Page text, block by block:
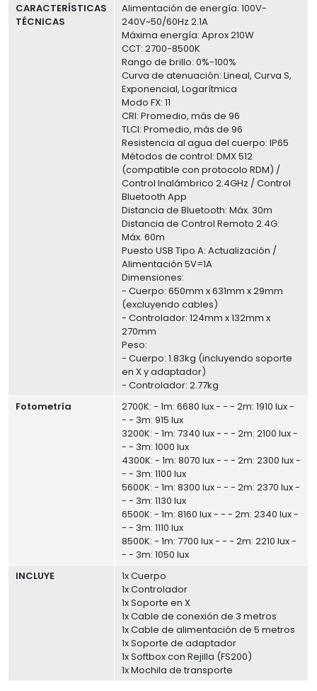
CARACTERÍSTICAS
TÉCNICAS
Alimentación de energía: 100V-
240V~50/60Hz 2.1A
Máxima energía: Aprox 210W
CCT: 2700-8500K
Rango de brillo: 0%-100%
Curva de atenuación: Lineal, Curva S,
Exponencial, Logarítmica
Modo FX: 11
CRI: Promedio, más de 96
TLCI: Promedio, más de 96
Resistencia al agua del cuerpo: IP65
Métodos de control: DMX 512
(compatible con protocolo RDM) /
Control Inalámbrico 2.4GHz / Control
Bluetooth App
Distancia de Bluetooth: Máx. 30m
Distancia de Control Remoto 2.4G:
Máx. 60m
Puesto USB Tipo A: Actualización /
Alimentación 5V=1A
Dimensiones:
- Cuerpo: 650mm x 631mm x 29mm
(excluyendo cables)
- Controlador: 124mm x 132mm x
270mm
Peso:
- Cuerpo: 1.83kg (incluyendo soporte
en X y adaptador)
- Controlador: 2.77kg
Fotometría
2700K: - 1m: 6680 lux - - - 2m: 1910 lux -
- - 3m: 915 lux
3200K: - 1m: 7340 lux - - - 2m: 2100 lux -
- - 3m: 1000 lux
4300K: - 1m: 8070 lux - - - 2m: 2300 lux -
- - 3m: 1100 lux
5600K: - 1m: 8300 lux - - - 2m: 2370 lux -
- - 3m: 1130 lux
6500K: - 1m: 8160 lux - - - 2m: 2340 lux -
- - 3m: 1110 lux
8500K: - 1m: 7700 lux - - - 2m: 2210 lux -
- - 3m: 1050 lux
INCLUYE
1x Cuerpo
1x Controlador
1x Soporte en X
1x Cable de conexión de 3 metros
1x Cable de alimentación de 5 metros
1x Soporte de adaptador
1x Softbox con Rejilla (FS200)
1x Mochila de transporte